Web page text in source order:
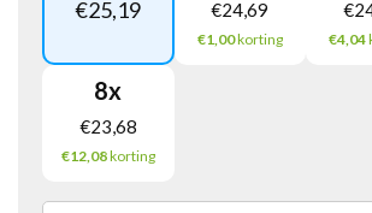
€25,19 €24,69
€1,00korting
€
€4,04
8x
€23,68
€12,08korting